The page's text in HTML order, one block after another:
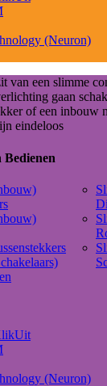
(Neuron)
van een slimme
gaan
of een inbouw
eindeloos
(Neuron)